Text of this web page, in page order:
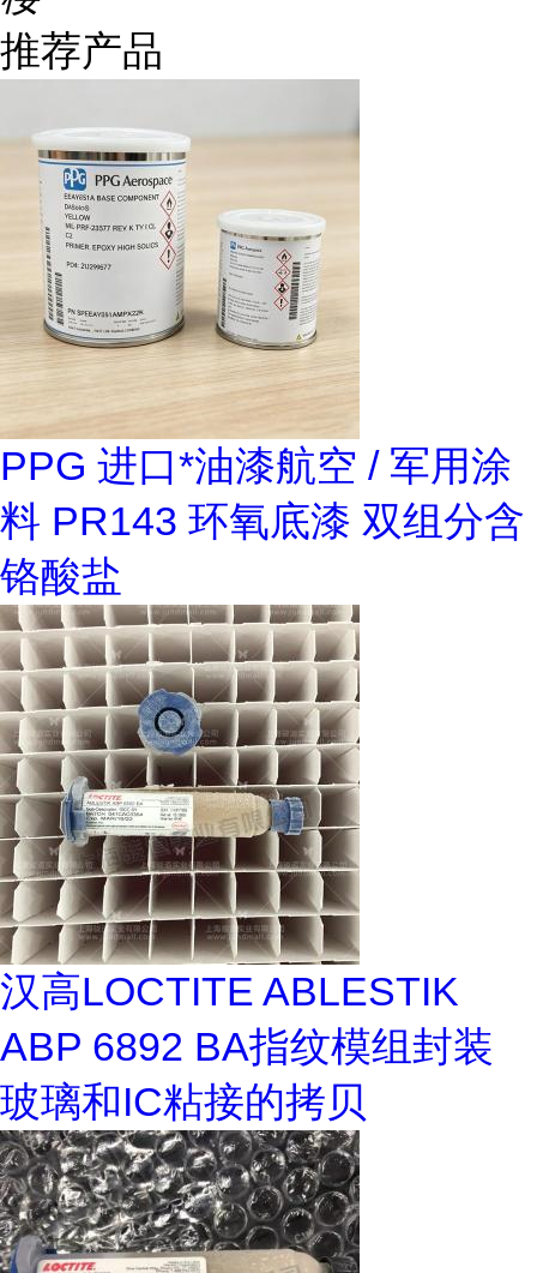
推荐产品
PPG 进口*油漆航空 / 军用涂
料 PR143 环氧底漆 双组分含
铬酸盐
汉高LOCTITE ABLESTIK
ABP 6892 BA指纹模组封装
玻璃和IC粘接的拷贝